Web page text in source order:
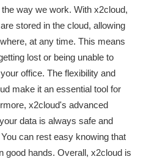
way we work. With x2cloud,
stored in the cloud, allowing
at any time. This means
lost or being unable to
office. The flexibility and
make it an essential tool for
x2cloud's advanced
data is always safe and
can rest easy knowing that
good hands. Overall, x2cloud is